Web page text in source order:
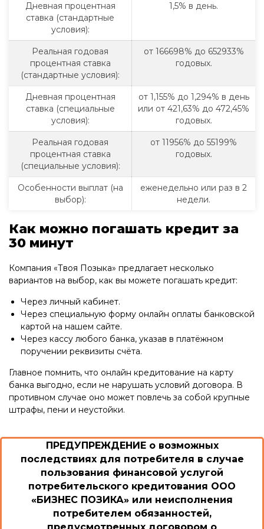
Дневная процентная
ставка (стандартные
условия):
1,5% в день.
Реальная годовая
процентная ставка
(стандартные условия):
от 166698% до 652933%
годовых.
Дневная процентная
ставка (специальные
условия):
от 1,155% до 1,294% в день
или от 421,63% до 472,45%
годовых.
Реальная годовая
процентная ставка
(специальные условия):
от 11956% до 55199%
годовых.
Особенности выплат (на
выбор):
еженедельно или раз в 2
недели.
Как можно погашать кредит за
30 минут
Компания «Твоя Позыка» предлагает несколько
вариантов на выбор, как вы можете погашать кредит:
Через личный кабинет.
Через специальную форму онлайн оплаты банковской
картой на нашем сайте.
Через кассу любого банка, указав в платёжном
поручении реквизиты счёта.
Главное помнить, что онлайн кредитование на карту
банка выгодно, если не нарушать условий договора. В
противном случае оно может повлечь за собой крупные
штрафы, пени и неустойки.
ПРЕДУПРЕЖДЕНИЕ о возможных
последствиях для потребителя в случае
пользования финансовой услугой
потребительского кредитования ООО
«БИЗНЕС ПОЗИКА» или неисполнения
потребителем обязанностей,
предусмотренных договором о